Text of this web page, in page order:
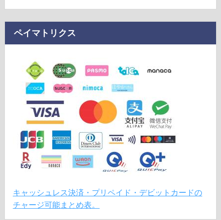
ペイマトリクス
キャッシュレス決済・プリペイド・デビットカードの
チャージ可能まとめ表。